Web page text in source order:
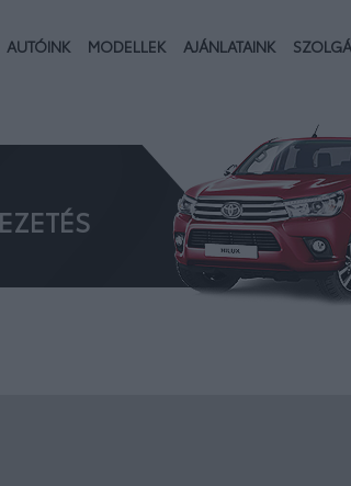
AUTÓINK MODELLEK AJÁNLATAINK